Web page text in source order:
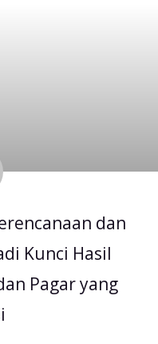
dan
Kunci Hasil
Pagar yang